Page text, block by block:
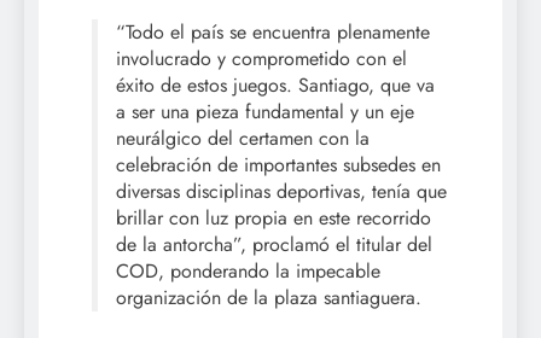
“Todo el país se encuentra plenamente
involucrado y comprometido con el
éxito de estos juegos. Santiago, que va
a ser una pieza fundamental y un eje
neurálgico del certamen con la
celebración de importantes subsedes en
diversas disciplinas deportivas, tenía que
brillar con luz propia en este recorrido
de la antorcha”, proclamó el titular del
COD, ponderando la impecable
organización de la plaza santiaguera.